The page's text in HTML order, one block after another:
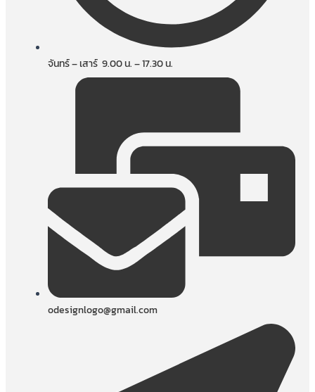
จันทร์ – เสาร์ 9.00 น. – 17.30 น.
odesignlogo@gmail.com